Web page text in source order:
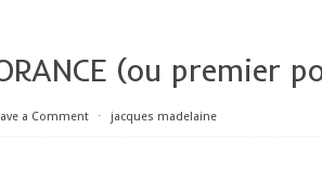
(ou premier
a Comment ⋅ jacques madelaine